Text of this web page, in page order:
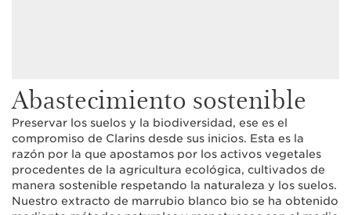
Abastecimiento sostenible
Preservar los suelos y la biodiversidad, ese es el
compromiso de Clarins desde sus inicios. Esta es la
razón por la que apostamos por los activos vegetales
procedentes de la agricultura ecológica, cultivados de
manera sostenible respetando la naturaleza y los suelos.
Nuestro extracto de marrubio blanco bio se ha obtenido